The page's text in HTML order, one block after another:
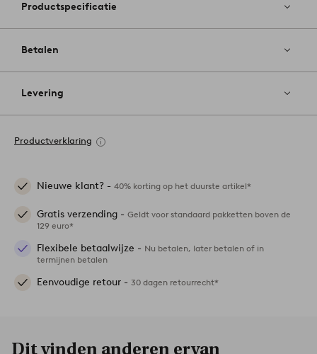
Productspecificatie
Betalen
Levering
Productverklaring
Nieuwe klant? - 40% korting op het duurste artikel*
Gratis verzending - Geldt voor standaard pakketten boven de
129 euro*
Flexibele betaalwijze - Nu betalen, later betalen of in
termijnen betalen
Eenvoudige retour - 30 dagen retourrecht*
Dit vinden anderen ervan